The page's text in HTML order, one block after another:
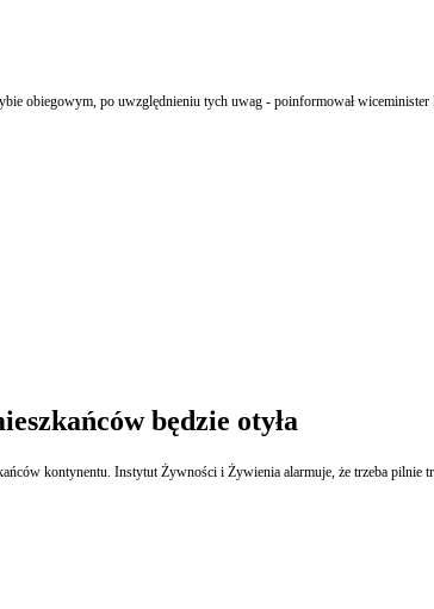
w czwartek poprawki do projektu ustawy o wspieraniu produkcji audiowizualnej i przyjęcie go przez rząd w trybie obiegowym, po uwzględnieniu tych
będzie otyła
kontynentu. Instytut Żywności i Żywienia alarmuje, że trzeba pilnie